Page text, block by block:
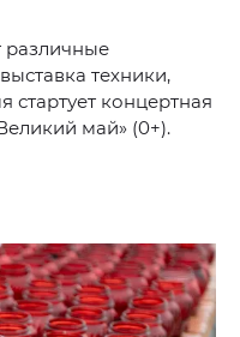
различные
техники,
стартует концертная
май» (0+).